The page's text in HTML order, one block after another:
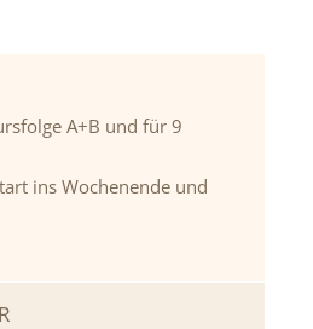
A+B und für 9
ins Wochenende und